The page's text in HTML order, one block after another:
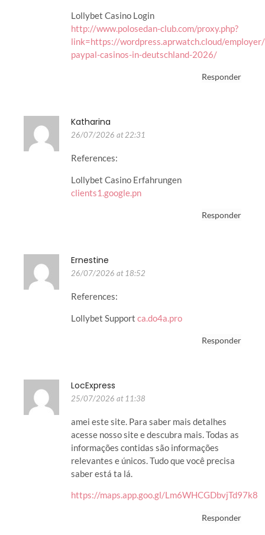
Lollybet Casino Login
http://www.polosedan-club.com/proxy.php?
link=https://wordpress.aprwatch.cloud/
paypal-casinos-in-deutschland-2026/
Responder
Katharina
26/07/2026 at 22:31
References:
Lollybet Casino Erfahrungen
clients1.google.pn
Responder
Ernestine
26/07/2026 at 18:52
References:
Lollybet Support ca.do4a.pro
Responder
LocExpress
25/07/2026 at 11:38
amei este site. Para saber mais detalhes
acesse nosso site e descubra mais. Todas as
informações contidas são informações
relevantes e únicos. Tudo que você precisa
saber está ta lá.
https://maps.app.goo.gl/Lm6WHCGDbvjTd97k8
Responder